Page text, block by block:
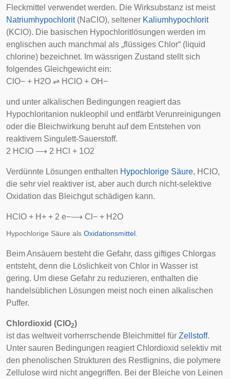
Fleckmittel verwendet werden. Die Wirksubstanz ist meist
Natriumhypochlorit(NaClO), seltener Kaliumhypochlorit
(KClO). Die basischen Hypochloritlösungen werden im
englischen auch manchmal als „flüssiges Chlor“ (liquid
chlorine) bezeichnet. Im wässrigen Zustand stellt sich
folgendes Gleichgewicht ein:
C O− + H 2O ⇌ H C O + OH−
und unter alkalischen Bedingungen reagiert das
Hypochloritanion nukleophil und entfärbt Verunreinigungen
oder die Bleichwirkung beruht auf dem Entstehen von
reaktivem Singulett-Sauerstoff.
2 H C O ⟶ 2 H C + 1O2
Verdünnte Lösungen enthalten Hypochlorige Säure, HClO,
die sehr viel reaktiver ist, aber auch durch nicht-selektive
Oxidation das Bleichgut schädigen kann.
H C O + H+ + 2 e−⟶ C − + H 2O
Hypochlorige Säure als Oxidationsmittel
Beim Ansäuern besteht die Gefahr, dass giftiges Chlorgas
entsteht, denn die Löslichkeit von Chlor in Wasser ist
gering. Um diese Gefahr zu reduzieren, enthalten die
handelsüblichen Lösungen meist noch einen alkalischen
Puffer.
Chlordioxid (ClO2)
ist das weltweit vorherrschende Bleichmittel für Zellstoff.
Unter sauren Bedingungen reagiert Chlordioxid selektiv mit
den phenolischen Strukturen des Restlignins, die polymere
Zellulose wird nicht angegriffen. Bei der Bleiche von Leinen